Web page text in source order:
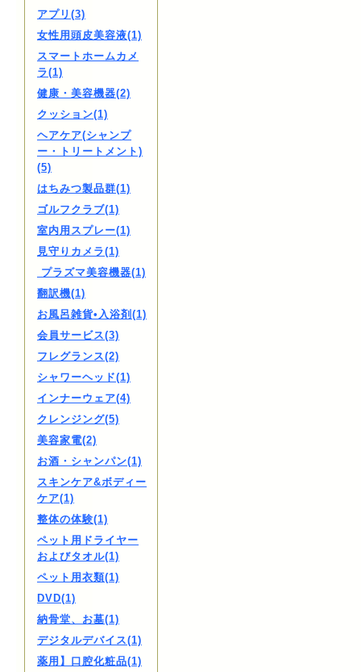
アプリ(3)
女性用頭皮美容液(1)
スマートホームカメ
ラ(1)
健康・美容機器(2)
クッション(1)
ヘアケア(シャンプ
ー・トリートメント)
(5)
はちみつ製品群(1)
ゴルフクラブ(1)
室内用スプレー(1)
見守りカメラ(1)
プラズマ美容機器(1)
翻訳機(1)
お風呂雑貨•入浴剤(1)
会員サービス(3)
フレグランス(2)
シャワーヘッド(1)
インナーウェア(4)
クレンジング(5)
美容家電(2)
お酒・シャンパン(1)
スキンケア&ボディー
ケア(1)
整体の体験(1)
ペット用ドライヤー
およびタオル(1)
ペット用衣類(1)
DVD(1)
納骨堂、お墓(1)
デジタルデバイス(1)
薬用】口腔化粧品(1)